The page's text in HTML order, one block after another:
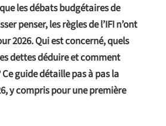
les débats budgétaires de
penser, les règles de l’IFI n’ont
2026. Qui est concerné, quels
dettes déduire et comment
guide détaille pas à pas la
y compris pour une première